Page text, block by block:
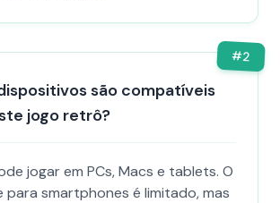
#2
são compatíveis
jogo retrô?
jogar em PCs, Macs e tablets. O
para smartphones é limitado, mas